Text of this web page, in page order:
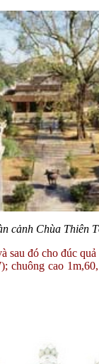
cảnh Chùa Thiên
đó cho đúc
cao